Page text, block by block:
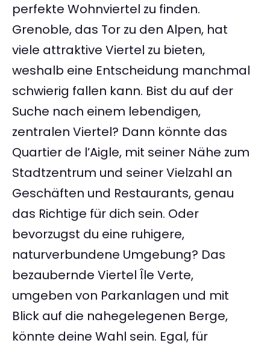
perfekte Wohnviertel zu finden.
Grenoble, das Tor zu den Alpen, hat
viele attraktive Viertel zu bieten,
weshalb eine Entscheidung manchmal
schwierig fallen kann. Bist du auf der
Suche nach einem lebendigen,
zentralen Viertel? Dann könnte das
Quartier de l’Aigle, mit seiner Nähe zum
Stadtzentrum und seiner Vielzahl an
Geschäften und Restaurants, genau
das Richtige für dich sein. Oder
bevorzugst du eine ruhigere,
naturverbundene Umgebung? Das
bezaubernde Viertel Île Verte,
umgeben von Parkanlagen und mit
Blick auf die nahegelegenen Berge,
könnte deine Wahl sein. Egal, für